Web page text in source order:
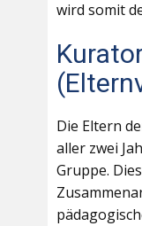
wird somit
Die Eltern
aller zwei
Gruppe.